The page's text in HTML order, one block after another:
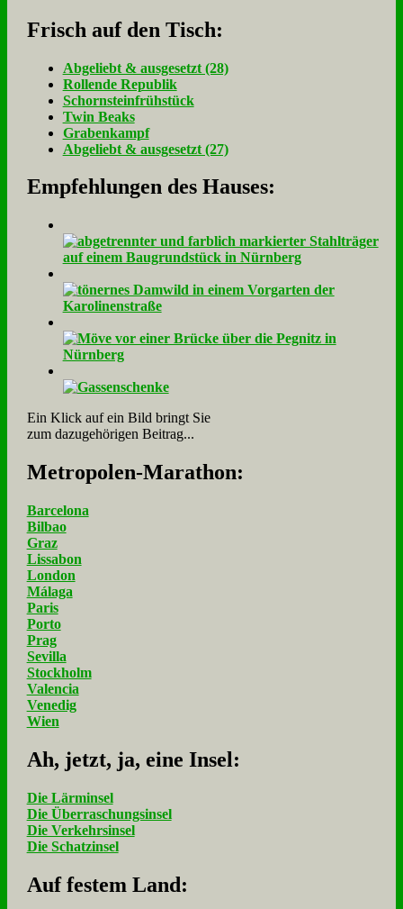
Frisch auf den Tisch:
Ab­ge­liebt & aus­ge­setzt (28)
Rol­len­de Re­pu­blik
Schorn­stein­früh­stück
Twin Beaks
Gra­ben­kampf
Ab­ge­liebt & aus­ge­setzt (27)
Empfehlungen des Hauses:
Ein Klick auf ein Bild bringt Sie
zum dazugehörigen Beitrag...
Me­tro­po­len-Ma­ra­thon:
Barcelona
Bilbao
Graz
Lissabon
London
Málaga
Paris
Porto
Prag
Sevilla
Stockholm
Valencia
Venedig
Wien
Ah, jetzt, ja, ei­ne In­sel:
Die Lärminsel
Die Überraschungsinsel
Die Verkehrsinsel
Die Schatzinsel
Auf fe­stem Land: